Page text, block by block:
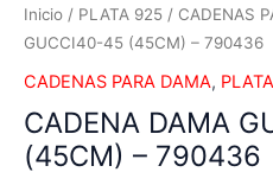
Inicio / PLATA 925 / CADENAS
GUCCI40-45 (45CM) – 790436
CADENAS PARA DAMA,
CADENA DAMA
(45CM) – 790436